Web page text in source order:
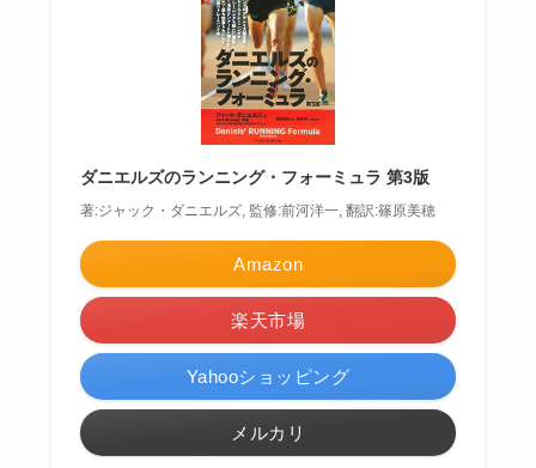
ダニエルズのランニング・フォーミュラ 第3版
著:ジャック・ダニエルズ, 監修:前河洋一, 翻訳:篠原美穂
Amazon
楽天市場
Yahooショッピング
メルカリ